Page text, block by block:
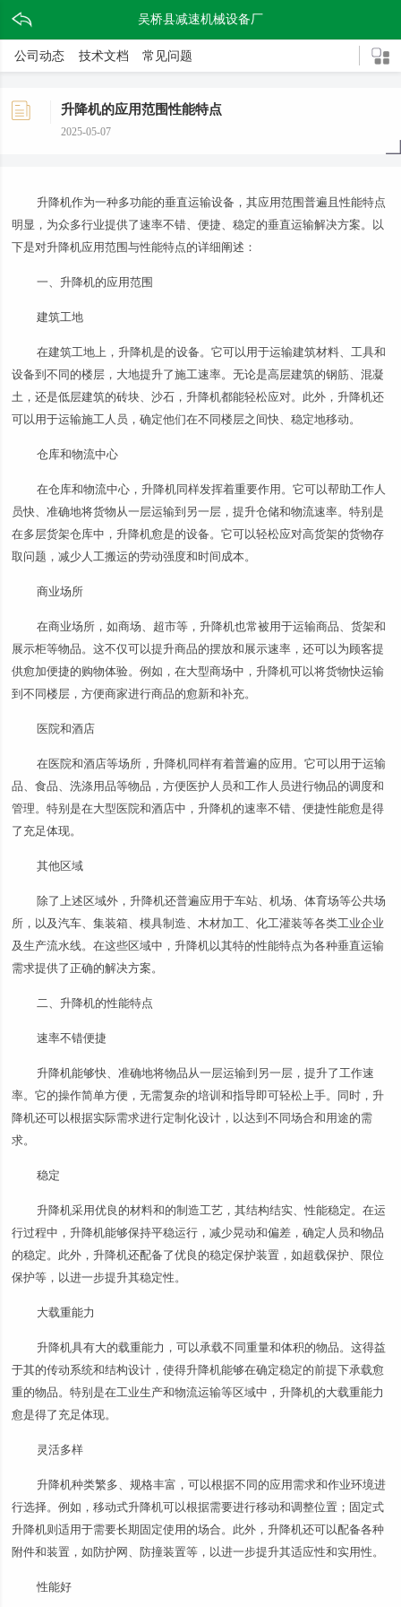
吴桥县减速机械设备厂
公司动态 技术文档 常见问题
升降机的应用范围性能特点
2025-05-07
升降机作为一种多功能的垂直运输设备，其应用范围普遍且性能特点
明显，为众多行业提供了速率不错、便捷、稳定的垂直运输解决方案。以
下是对升降机应用范围与性能特点的详细阐述：
一、升降机的应用范围
建筑工地
在建筑工地上，升降机是的设备。它可以用于运输建筑材料、工具和
设备到不同的楼层，大地提升了施工速率。无论是高层建筑的钢筋、混凝
土，还是低层建筑的砖块、沙石，升降机都能轻松应对。此外，升降机还
可以用于运输施工人员，确定他们在不同楼层之间快、稳定地移动。
仓库和物流中心
在仓库和物流中心，升降机同样发挥着重要作用。它可以帮助工作人
员快、准确地将货物从一层运输到另一层，提升仓储和物流速率。特别是
在多层货架仓库中，升降机愈是的设备。它可以轻松应对高货架的货物存
取问题，减少人工搬运的劳动强度和时间成本。
商业场所
在商业场所，如商场、超市等，升降机也常被用于运输商品、货架和
展示柜等物品。这不仅可以提升商品的摆放和展示速率，还可以为顾客提
供愈加便捷的购物体验。例如，在大型商场中，升降机可以将货物快运输
到不同楼层，方便商家进行商品的愈新和补充。
医院和酒店
在医院和酒店等场所，升降机同样有着普遍的应用。它可以用于运输
品、食品、洗涤用品等物品，方便医护人员和工作人员进行物品的调度和
管理。特别是在大型医院和酒店中，升降机的速率不错、便捷性能愈是得
了充足体现。
其他区域
除了上述区域外，升降机还普遍应用于车站、机场、体育场等公共场
所，以及汽车、集装箱、模具制造、木材加工、化工灌装等各类工业企业
及生产流水线。在这些区域中，升降机以其特的性能特点为各种垂直运输
需求提供了正确的解决方案。
二、升降机的性能特点
速率不错便捷
升降机能够快、准确地将物品从一层运输到另一层，提升了工作速
率。它的操作简单方便，无需复杂的培训和指导即可轻松上手。同时，升
降机还可以根据实际需求进行定制化设计，以达到不同场合和用途的需
求。
稳定
升降机采用优良的材料和的制造工艺，其结构结实、性能稳定。在运
行过程中，升降机能够保持平稳运行，减少晃动和偏差，确定人员和物品
的稳定。此外，升降机还配备了优良的稳定保护装置，如超载保护、限位
保护等，以进一步提升其稳定性。
大载重能力
升降机具有大的载重能力，可以承载不同重量和体积的物品。这得益
于其的传动系统和结构设计，使得升降机能够在确定稳定的前提下承载愈
重的物品。特别是在工业生产和物流运输等区域中，升降机的大载重能力
愈是得了充足体现。
灵活多样
升降机种类繁多、规格丰富，可以根据不同的应用需求和作业环境进
行选择。例如，移动式升降机可以根据需要进行移动和调整位置；固定式
升降机则适用于需要长期固定使用的场合。此外，升降机还可以配备各种
附件和装置，如防护网、防撞装置等，以进一步提升其适应性和实用性。
性能好